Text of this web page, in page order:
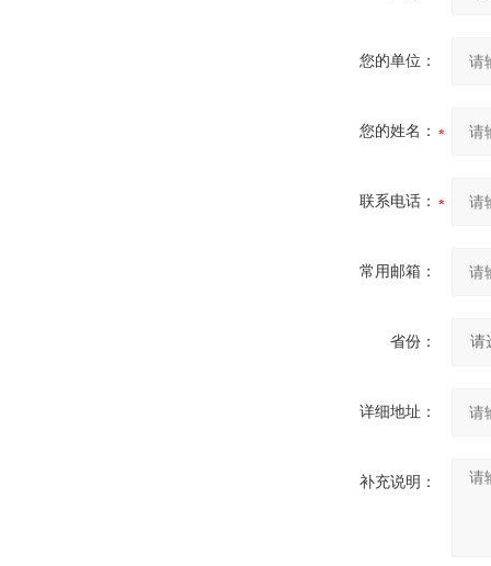
您的单位：
您的姓名：
联系电话：
常用邮箱：
省份：
详细地址：
补充说明：